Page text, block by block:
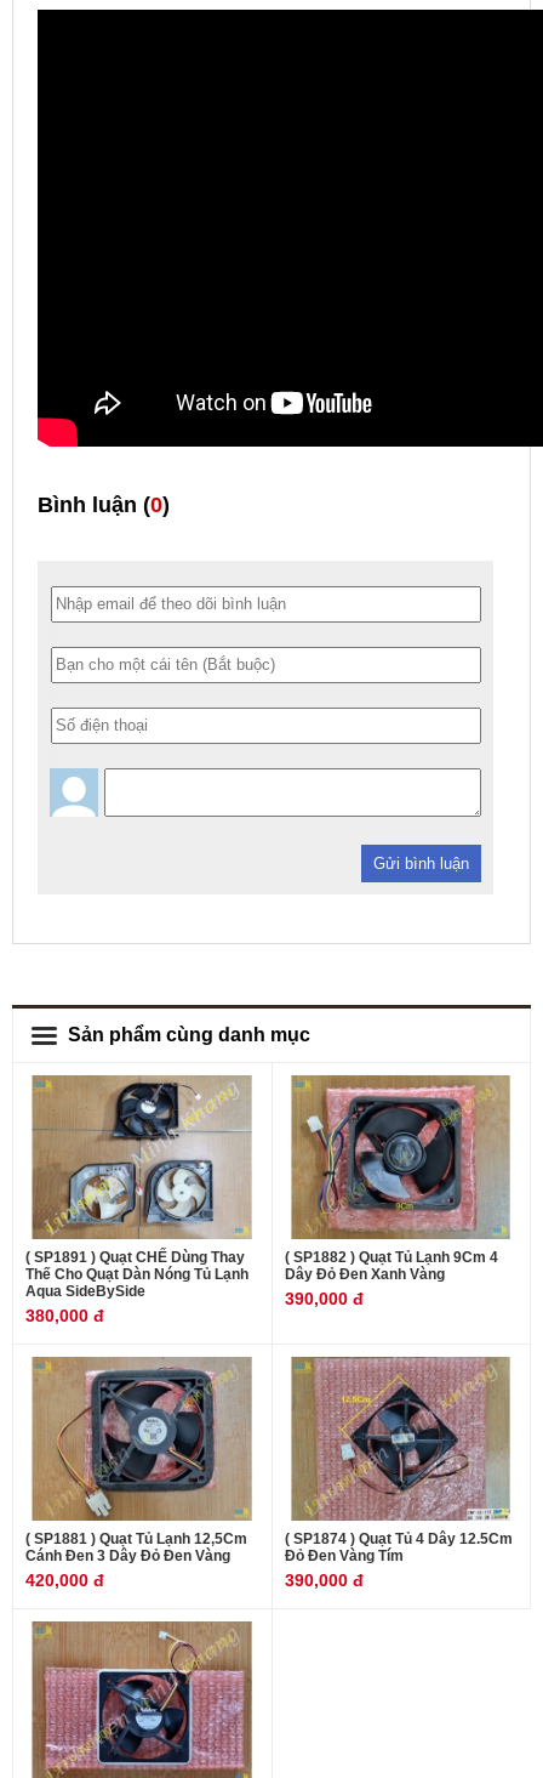
Bình luận (0)
Gửi bình luận
Sản phẩm cùng danh mục
( SP1891 ) Quạt CHẾ Dùng Thay
Thế Cho Quạt Dàn Nóng Tủ Lạnh
Aqua SideBySide
380,000 đ
( SP1882 ) Quạt Tủ Lạnh 9Cm 4
Dây Đỏ Đen Xanh Vàng
390,000 đ
( SP1881 ) Quạt Tủ Lạnh 12,5Cm
Cánh Đen 3 Dây Đỏ Đen Vàng
420,000 đ
( SP1874 ) Quạt Tủ 4 Dây 12.5Cm
Đỏ Đen Vàng Tím
390,000 đ